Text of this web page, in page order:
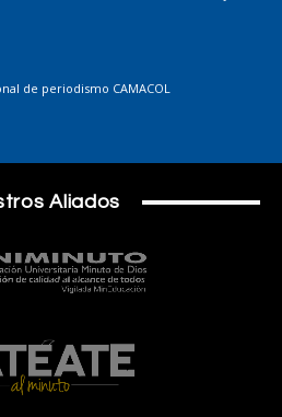
de periodismo CAMACOL
Aliados